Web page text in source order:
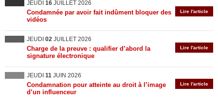
JEUDI 16 JUILLET 2026
Lire l'article
Condamnée par avoir fait indûment bloquer des
vidéos
JEUDI 02 JUILLET 2026
Lire l'article
Charge de la preuve : qualifier d’abord la
signature électronique
JEUDI 11 JUIN 2026
Lire l'article
Condamnation pour atteinte au droit à l’image
d’un influenceur